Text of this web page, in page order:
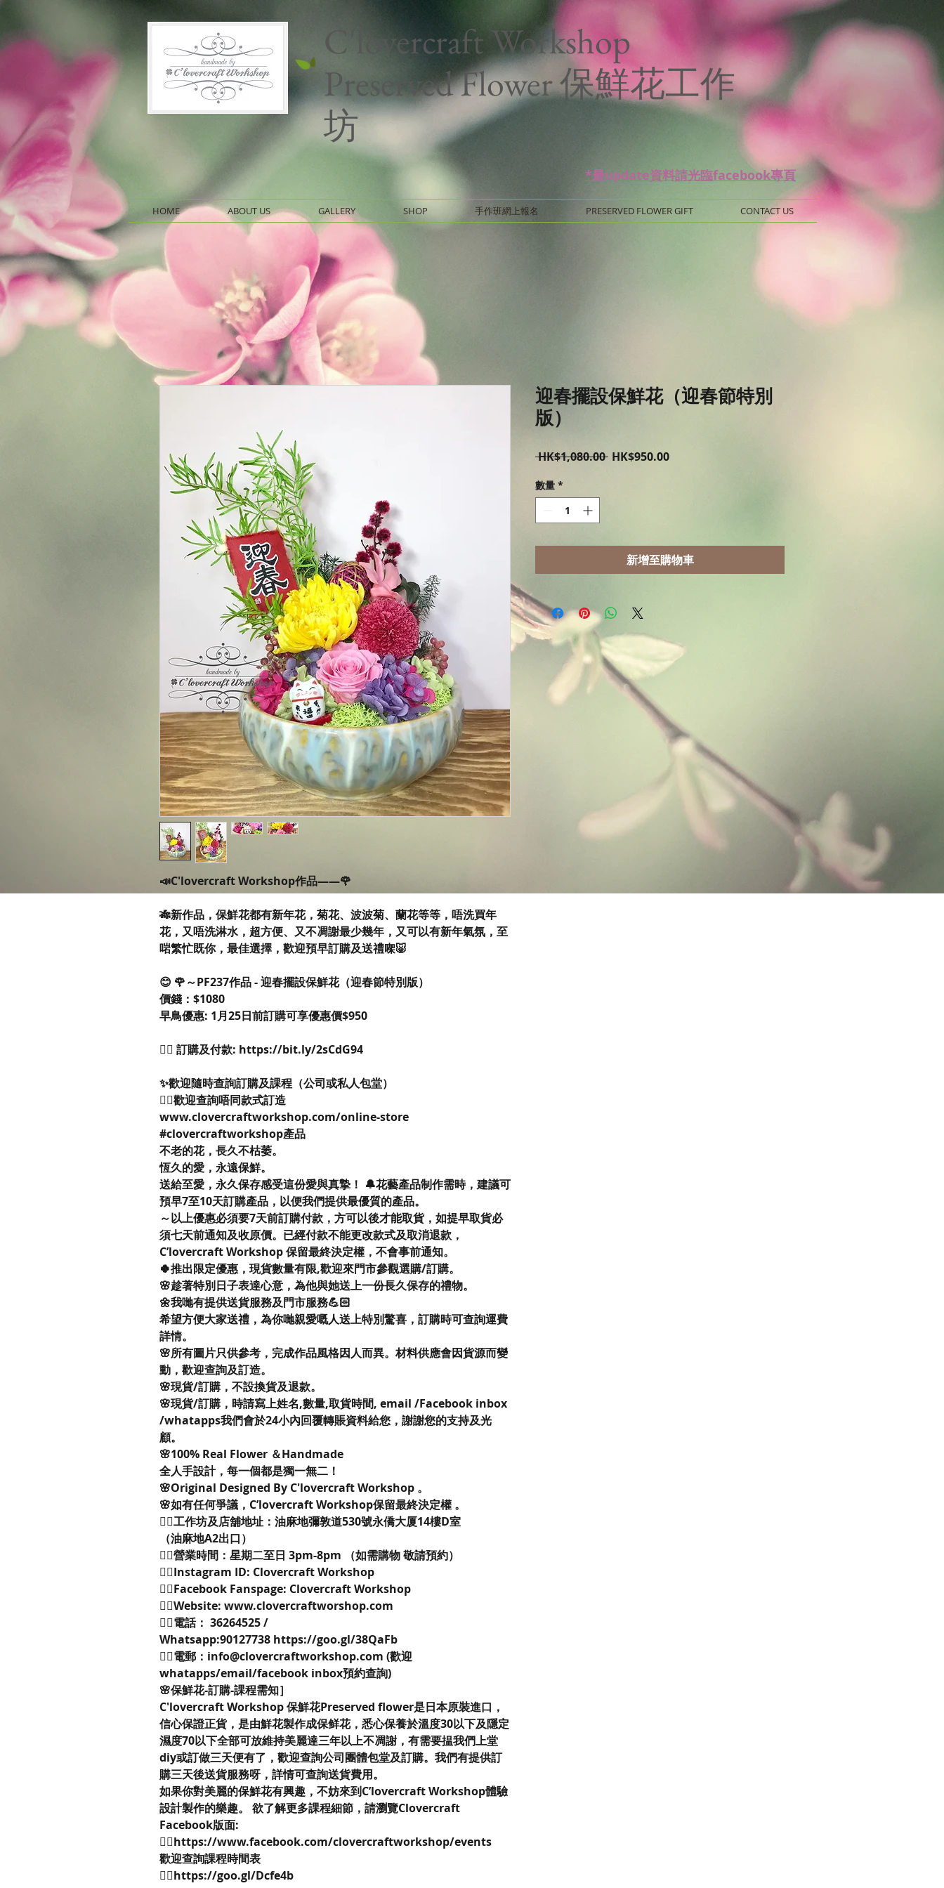
C'lovercraft Workshop
Preserved Flower 保鮮花工作
坊
*最update資料請光臨facebook專頁
HOME ABOUT US GALLERY SHOP 手作班網上報名 PRESERVED FLOWER GIFT CONTACT US
📣C'lovercraft Workshop作品——🌹
🎋新作品，保鮮花都有新年花，菊花、波波菊、蘭花等等，唔洗買年
花，又唔洗淋水，超方便、又不凋謝最少幾年，又可以有新年氣氛，至
啱繁忙既你，最佳選擇，歡迎預早訂購及送禮㗎🐷
😊 🌹～PF237作品 - 迎春擺設保鮮花（迎春節特別版）
價錢：$1080
早鳥優惠: 1月25日前訂購可享優惠價$950
👉🏻 訂購及付款: https://bit.ly/2sCdG94
✨歡迎隨時查詢訂購及課程（公司或私人包堂）
👉🏻歡迎查詢唔同款式訂造
www.clovercraftworkshop.com/online-store
#clovercraftworkshop產品
不老的花，長久不枯萎。
恆久的愛，永遠保鮮。
送給至愛，永久保存感受這份愛與真摯！ 🔔花藝產品制作需時，建議可
預早7至10天訂購產品，以便我們提供最優質的產品。
～以上優惠必須要7天前訂購付款，方可以後才能取貨，如提早取貨必
須七天前通知及收原價。已經付款不能更改款式及取消退款，
C’lovercraft Workshop 保留最終決定權，不會事前通知。
🍀推出限定優惠，現貨數量有限,歡迎來門市參觀選購/訂購。
🌸趁著特別日子表達心意，為他與她送上一份長久保存的禮物。
🌼我哋有提供送貨服務及門市服務💪🏻
希望方便大家送禮，為你哋親愛嘅人送上特別驚喜，訂購時可查詢運費
詳情。
🌸所有圖片只供參考，完成作品風格因人而異。材料供應會因貨源而變
動，歡迎查詢及訂造。
🌸現貨/訂購，不設換貨及退款。
🌸現貨/訂購，時請寫上姓名,數量,取貨時間, email /Facebook inbox
/whatapps我們會於24小內回覆轉賬資料給您，謝謝您的支持及光
顧。
🌸100% Real Flower ＆Handmade
全人手設計，每一個都是獨一無二！
🌸Original Designed By C'lovercraft Workshop 。
🌸如有任何爭議，C’lovercraft Workshop保留最終決定權 。
👉🏻工作坊及店舖地址：油麻地彌敦道530號永僑大厦14樓D室
（油麻地A2出口）
👉🏻營業時間：星期二至日 3pm-8pm （如需購物 敬請預約）
👉🏻Instagram ID: Clovercraft Workshop
👉🏻Facebook Fanspage: Clovercraft Workshop
👉🏻Website: www.clovercraftworshop.com
👉🏻電話： 36264525 /
Whatsapp:90127738 https://goo.gl/38QaFb
👉🏻電郵：info@clovercraftworkshop.com (歡迎
whatapps/email/facebook inbox預約查詢)
🌸保鮮花-訂購-課程需知］
C'lovercraft Workshop 保鮮花Preserved flower是日本原裝進口，
信心保證正貨，是由鮮花製作成保鲜花，悉心保養於溫度30以下及隱定
濕度70以下全部可放維持美麗達三年以上不凋謝，有需要揾我們上堂
diy或訂做三天便有了，歡迎查詢公司團體包堂及訂購。我們有提供訂
購三天後送貨服務呀，詳情可查詢送貨費用。
如果你對美麗的保鮮花有興趣，不妨來到C’lovercraft Workshop體驗
設計製作的樂趣。 欲了解更多課程細節，請瀏覽Clovercraft
Facebook版面:
👉🏻https://www.facebook.com/clovercraftworkshop/events
歡迎查詢課程時間表
👉🏻https://goo.gl/Dcfe4b
迎春擺設保鮮花（迎春節特別
版）
HK$1,080.00 一HK$950.00促
數量 *
新增至購物車